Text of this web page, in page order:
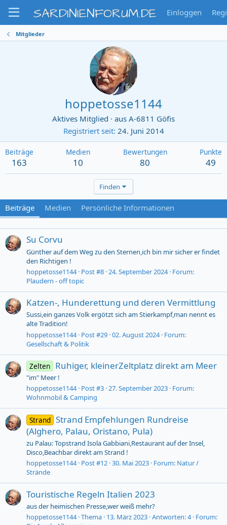
SARDINIENFORUM.DE Einloggen
Mitglieder
hoppetosse1144
Aktives Mitglied · aus A-6811 Göfis
Registriert seit 24. Juni 2014
Beiträge
163
Medien
10
Bewertungen
80
Punkte
49
Finden
Beiträge Medien Persönliche Informationen
Su Corvu
Günther auf dem Weg zu den Sternen,ich bin mir sicher er findet
den Richtigen !
hoppetosse1144 Post #8 24. September 2024 Forum:
Plaudern - off topic
Katzen-, Hunderettung und deren Vermittlung
Sussi,ein ganzes Volk ergötzt sich am Stierkampf,man nennt es
alte Tradition!
hoppetosse1144 Post #29 02. August 2024 Forum:
Gesellschaft & Politik
Zelten Ruhiger, kleinerZeltplatz direkt am Meer
"im" Meer !
hoppetosse1144 Post #3 27. September 2023 Forum:
Wohnmobil & Camping
Strand Strand Empfehlungen Rundreise
(Alghero, Palau, Oristano, Pula)
zu Palau: Topstrand Isola Gabbiani,Restaurant auf der Insel,
Disco,Beachbar direkt am Strand !
hoppetosse1144 Post #12 30. Mai 2023 Forum: Natur /
Strände
Touristische Regeln Italien 2023
aus der heimischen Presse,wer weiß mehr?
hoppetosse1144 Thema 13. März 2023 Antworten: 4 Forum: